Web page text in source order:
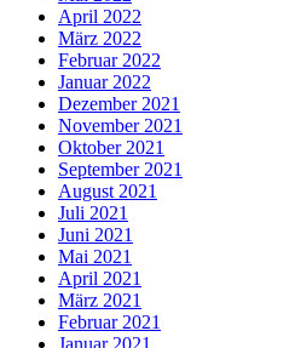
April 2022
März 2022
Februar 2022
Januar 2022
Dezember 2021
November 2021
Oktober 2021
September 2021
August 2021
Juli 2021
Juni 2021
Mai 2021
April 2021
März 2021
Februar 2021
Januar 2021